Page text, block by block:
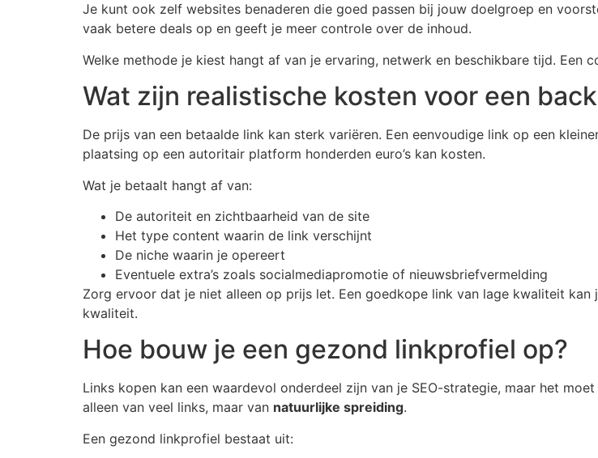
Je kunt ook zelf websites benaderen die goed passen bij jouw doelgroep en
vaak betere deals op en geeft je meer controle over de inhoud.
Welke methode je kiest hangt af van je ervaring, netwerk en beschikbare tijd. Een
Wat zijn realistische kosten voor een
De prijs van een betaalde link kan sterk variëren. Een eenvoudige link op een
plaatsing op een autoritair platform honderden euro’s kan kosten.
Wat je betaalt hangt af van:
De autoriteit en zichtbaarheid van de site
Het type content waarin de link verschijnt
De niche waarin je opereert
Eventuele extra’s zoals socialmediapromotie of nieuwsbriefvermelding
Zorg ervoor dat je niet alleen op prijs let. Een goedkope link van lage kwaliteit
kwaliteit.
Hoe bouw je een gezond linkprofiel op?
Links kopen kan een waardevol onderdeel zijn van je SEO-strategie, maar het
alleen van veel links, maar van natuurlijke spreiding.
Een gezond linkprofiel bestaat uit: